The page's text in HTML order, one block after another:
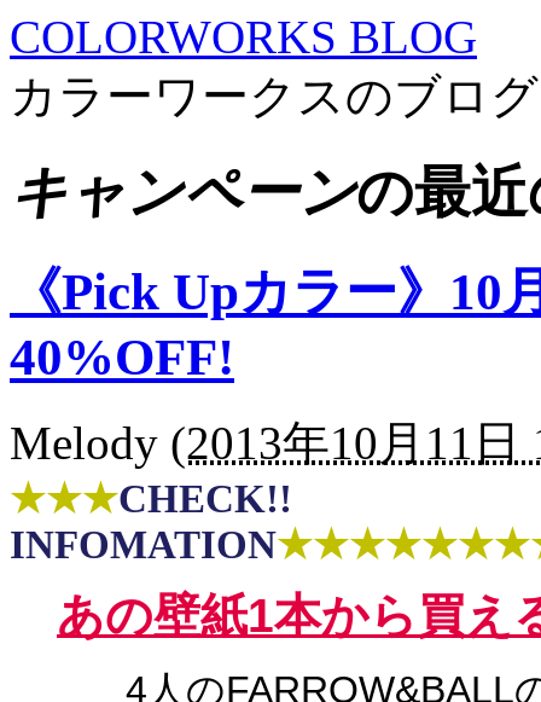
COLORWORKS BLOG
カラーワークスのブロ
キャンペーンの最
《Pick Upカラー》
40%OFF!
Melody (2013年10月11日
★★★CHECK!!
INFOMATION
あの壁紙1本から買え
4人のFARROW&BALLの